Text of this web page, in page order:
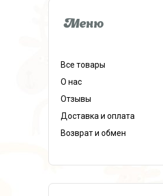
Все товары
О нас
Отзывы
Доставка и оплата
Возврат и обмен